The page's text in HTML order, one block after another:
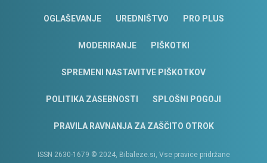
OGLAŠEVANJE UREDNIŠTVO PRO PLUS
MODERIRANJE PIŠKOTKI
SPREMENI NASTAVITVE PIŠKOTKOV
POLITIKA ZASEBNOSTI SPLOŠNI POGOJI
PRAVILA RAVNANJA ZA ZAŠČITO OTROK
ISSN 2630-1679 © 2024, Bibaleze.si, Vse pravice pridržane